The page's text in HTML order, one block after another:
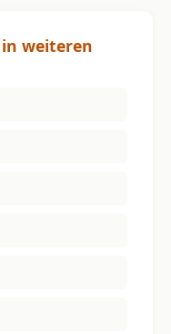
weiteren